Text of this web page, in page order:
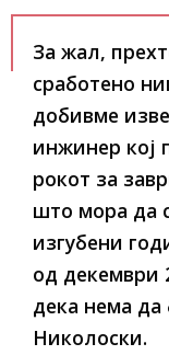
За жал,
сработено
добивме
инжинер кој
рокот за
што мора да
изгубени
од декември
дека нема да
Николоски.